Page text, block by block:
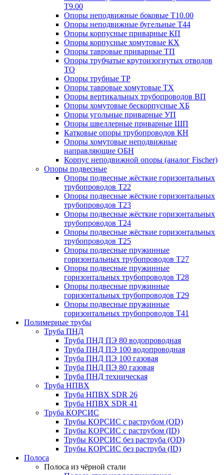
Т9.00
Опоры неподвижные боковые Т10.00
Опоры неподвижные бугельные Т44
Опоры корпусные приварные КП
Опоры корпусные хомутовые КХ
Опоры тавровые приварные ТП
Опоры трубчатые крутоизогнутых отводов
ТО
Опоры трубные ТР
Опоры тавровые хомутовые ТХ
Опоры вертикальных трубопроводов ВП
Опоры хомутовые бескорпусные ХБ
Опоры угольные приварные УП
Опоры швеллерные приварные ШП
Катковые опоры трубопроводов КН
Опоры хомутовые неподвижные
направляющие ОБН
Корпус неподвижной опоры (аналог Fischer)
Опоры подвесные
Опоры подвесные жёсткие горизонтальных
трубопроводов Т22
Опоры подвесные жёсткие горизонтальных
трубопроводов Т23
Опоры подвесные жёсткие горизонтальных
трубопроводов Т24
Опоры подвесные жёсткие горизонтальных
трубопроводов Т25
Опоры подвесные пружинные
горизонтальных трубопроводов Т27
Опоры подвесные пружинные
горизонтальных трубопроводов Т28
Опоры подвесные пружинные
горизонтальных трубопроводов Т29
Опоры подвесные пружинные
горизонтальных трубопроводов Т41
Полимерные трубы
Труба ПНД
Труба ПНД ПЭ 80 водопроводная
Труба ПНД ПЭ 100 водопроводная
Труба ПНД ПЭ 100 газовая
Труба ПНД ПЭ 80 газовая
Труба ПНД техническая
Труба НПВХ
Труба НПВХ SDR 26
Труба НПВХ SDR 41
Труба КОРСИС
Трубы КОРСИС с раструбом (OD)
Трубы КОРСИС с раструбом (ID)
Трубы КОРСИС без раструба (OD)
Трубы КОРСИС без раструба (ID)
Полоса
Полоса из чёрной стали